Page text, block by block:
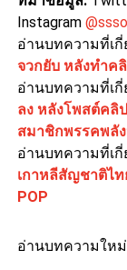
Instagram
อ่านบทความที่เกี่
จวกยับ หลังทำค
อ่านบทความที่เกี่
ลง หลังโพสต์คลิป
สมาชิกพรรคพลั
อ่านบทความที่เกี่
เกาหลีสัญชาติไ
POP
อ่านบทความใหม่